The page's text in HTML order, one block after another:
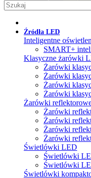
Źródła LED
Inteligentne
SMART+
Klasyczne żarówki
Żarówki
Żarówki
Żarówki
Żarówki
Żarówki
Żarówki
Żarówki
Żarówki
Żarówki
Świetlówki LED
Świetlówki
Świetlówki
Świetlówki